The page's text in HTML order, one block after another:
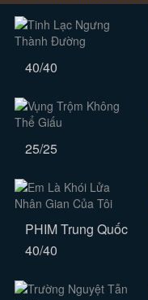
40/40
25/25
PHIM Trung Quốc
40/40